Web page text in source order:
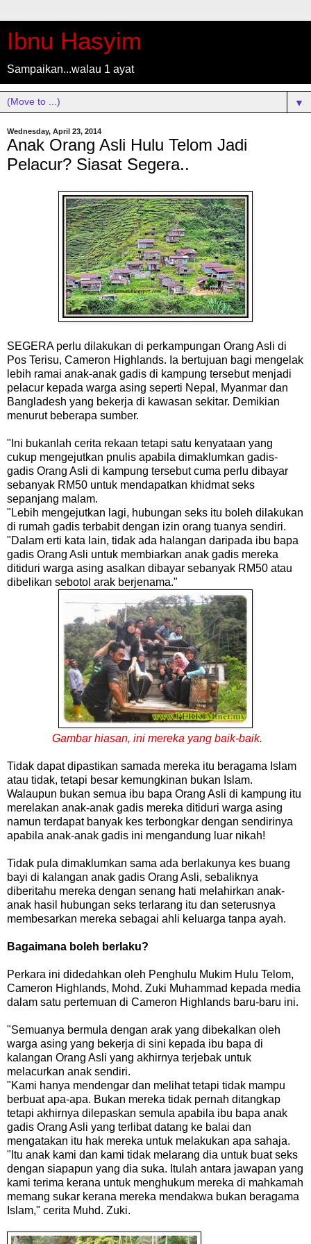
Ibnu Hasyim
Sampaikan...walau 1 ayat
▼
Wednesday, April 23, 2014
Anak Orang Asli Hulu Telom Jadi
Pelacur? Siasat Segera..
SEGERA perlu dilakukan di perkampungan Orang Asli di
Pos Terisu, Cameron Highlands. Ia bertujuan bagi mengelak
lebih ramai anak-anak gadis di kampung tersebut menjadi
pelacur kepada warga asing seperti Nepal, Myanmar dan
Bangladesh yang bekerja di kawasan sekitar. Demikian
menurut beberapa sumber.
"Ini bukanlah cerita rekaan tetapi satu kenyataan yang
cukup mengejutkan pnulis apabila dimaklumkan gadis-
gadis Orang Asli di kampung tersebut cuma perlu dibayar
sebanyak RM50 untuk mendapatkan khidmat seks
sepanjang malam.
"Lebih mengejutkan lagi, hubungan seks itu boleh dilakukan
di rumah gadis terbabit dengan izin orang tuanya sendiri.
"Dalam erti kata lain, tidak ada halangan daripada ibu bapa
gadis Orang Asli untuk membiarkan anak gadis mereka
ditiduri warga asing asalkan dibayar sebanyak RM50 atau
dibelikan sebotol arak berjenama."
Gambar hiasan, ini mereka yang baik-baik.
Tidak dapat dipastikan samada mereka itu beragama Islam
atau tidak, tetapi besar kemungkinan bukan Islam.
Walaupun bukan semua ibu bapa Orang Asli di kampung itu
merelakan anak-anak gadis mereka ditiduri warga asing
namun terdapat banyak kes terbongkar dengan sendirinya
apabila anak-anak gadis ini mengandung luar nikah!
Tidak pula dimaklumkan sama ada berlakunya kes buang
bayi di kalangan anak gadis Orang Asli, sebaliknya
diberitahu mereka dengan senang hati melahirkan anak-
anak hasil hubungan seks terlarang itu dan seterusnya
membesarkan mereka sebagai ahli keluarga tanpa ayah.
Bagaimana boleh berlaku?
Perkara ini didedahkan oleh Penghulu Mukim Hulu Telom,
Cameron Highlands, Mohd. Zuki Muhammad kepada media
dalam satu pertemuan di Cameron Highlands baru-baru ini.
"Semuanya bermula dengan arak yang dibekalkan oleh
warga asing yang bekerja di sini kepada ibu bapa di
kalangan Orang Asli yang akhirnya terjebak untuk
melacurkan anak sendiri.
"Kami hanya mendengar dan melihat tetapi tidak mampu
berbuat apa-apa. Bukan mereka tidak pernah ditangkap
tetapi akhirnya dilepaskan semula apabila ibu bapa anak
gadis Orang Asli yang terlibat datang ke balai dan
mengatakan itu hak mereka untuk melakukan apa sahaja.
"Itu anak kami dan kami tidak melarang dia untuk buat seks
dengan siapapun yang dia suka. Itulah antara jawapan yang
kami terima kerana untuk menghukum mereka di mahkamah
memang sukar kerana mereka mendakwa bukan beragama
Islam," cerita Muhd. Zuki.